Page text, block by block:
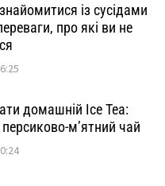
із сусідами
про які ви не
домашній Ice Tea:
м’ятний чай